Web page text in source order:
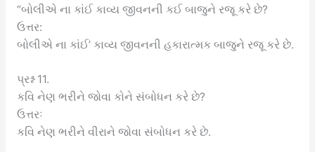
“બોલીએ ના કાંઈ કાવ્ય જીવનની કઈ બાજુને રજૂ કરે છે?
ઉત્તર:
બોલીએ ના કાંઈ’ કાવ્ય જીવનની હકારાત્મક બાજુને રજૂ કરે છે.
પ્રશ્ન 11.
કવિ નેણ ભરીને જોવા કોને સંબોધન કરે છે?
ઉત્તરઃ
કવિ નેણ ભરીને વીરાને જોવા સંબોધન કરે છે.